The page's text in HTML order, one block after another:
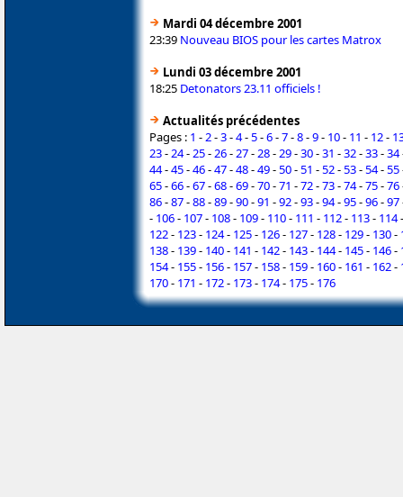
Mardi 04 décembre 2001
23:39 Nouveau BIOS pour les cartes Matrox
Lundi 03 décembre 2001
18:25 Detonators 23.11 officiels !
Actualités précédentes
Pages : 1 - 2-3-4-5-6-7-8-9- 10- 11 - 12-
23- 24- 25- 26- 27- 28- 29-30-31 -32-33-34
44-45-46-47-48-49-50-51 -52-53-54-55
65-66-67-68-69-70-71 -72-73-74-75-76
86-87-88-89-90-91 -92-93-94-95-96-97
- 106- 107- 108- 109- 110- 111 - 112- 113- 114
122- 123- 124- 125- 126- 127- 128- 129- 130-
138- 139- 140- 141 - 142- 143- 144- 145- 146-
154- 155- 156- 157- 158- 159- 160- 161 - 162-
170- 171 - 172- 173- 174- 175- 176